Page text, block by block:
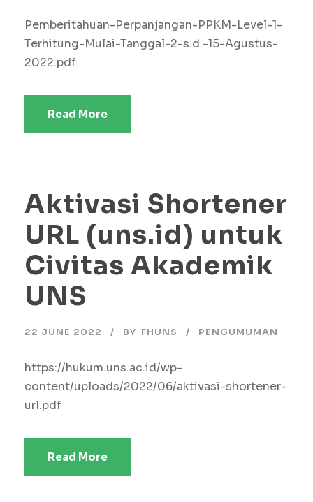
Pemberitahuan-Perpanjangan-PPKM-Level-1-
Terhitung-Mulai-Tanggal-2-s.d.-15-Agustus-
2022.pdf
Read More
Aktivasi Shortener
URL (uns.id) untuk
Civitas Akademik
UNS
22 JUNE 2022 BY FHUNS PENGUMUMAN
https://hukum.uns.ac.id/wp-
content/uploads/2022/06/aktivasi-shortener-
url.pdf
Read More